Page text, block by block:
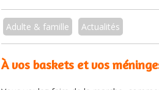
Adulte & famille Actualités
À vos baskets et vos